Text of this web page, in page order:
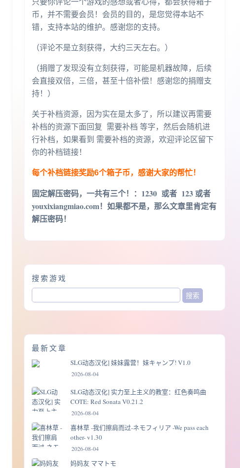
币，并不需要会员！会员的目的，是您觉得本站不
错，支持本站的维护。感谢您的支持。
（评论不是立刻获得，大约三天左右。）
（捐赠了发现没有立刻获得，可能是机器故障，后续
会直接双倍，三倍，甚至十倍补偿！感谢您的捐赠支
持！）
关于补档资源，因为实在是太多了，所以建议再需要
补档的资源下面回复 需要补档 等字，然后会随机进
行补档，如果看到 需要补档的资源，欢迎评论区留下
你的补档链接！
每个补档链接奖励6个箱子币，感谢大家的帮忙！
固定解压密码，一共有三个！ ：1230 或者 123 或者
youxixiangmiao.com！如果都不是，那么文章里肯定有
解压密码！
搜索游戏
最新文章
SLG动态汉化] 妹妹露营！妹キャンプ! V1.0
2026-08-04
SLG动态汉化] 实力至上主义的教室：红色奏鸣曲
COTE: Red Sonata V0.21.2
2026-08-04
喜林草 -我们擦肩而过-ネモフィリア -We pass each
other- v1.30
2026-08-04
妈妈友 ママトモ